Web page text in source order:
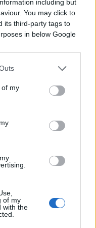
including but
You may click to
its third-party tags to
in below Google
of my
of my
with the
i cittadini
solo i titoli
quelli dei notiziari,
dalle due
mascherina di
l’arrivo nella
dotato di
fine all’obbrobrio
in quando, agli
in ogni
24. Tanto più,
tanti altri Paesi che